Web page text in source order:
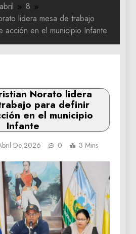
abril
8
lidera mesa de trabajo
acción en el municipio Infante
Norato lidera
para definir
en el municipio
Infante
De 2026 0 3 Mins